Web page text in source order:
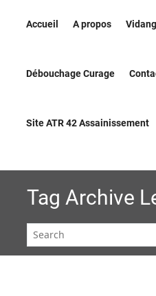
Accueil A propos
Débouchage Curage
Site ATR 42 Assainissement
Tag Archive